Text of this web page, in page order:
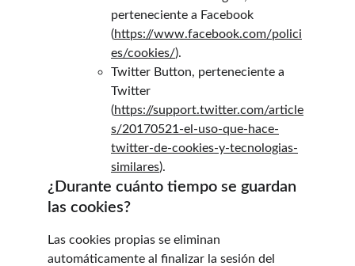
perteneciente a Facebook
(https://www.facebook.com/polici
es/cookies/).
Twitter Button, perteneciente a
Twitter
(https://support.twitter.com/article
s/20170521-el-uso-que-hace-
twitter-de-cookies-y-tecnologias-
similares).
¿Durante cuánto tiempo se guardan
las cookies?
Las cookies propias se eliminan
automáticamente al finalizar la sesión del